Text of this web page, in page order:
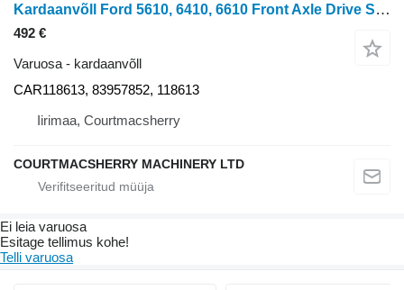
Kardaanvõll Ford 5610, 6410, 6610 Front Axle Drive Shaft Car118613, 83957852, 118 CAR118613 tüübi jaoks ratastraktori
492 €
Varuosa - kardaanvõll
CAR118613, 83957852, 118613
Iirimaa, Courtmacsherry
COURTMACSHERRY MACHINERY LTD
Ei leia varuosa
Esitage tellimus kohe!
Telli varuosa